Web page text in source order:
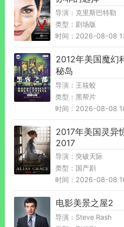
导演：克里斯巴特勒
类型：剧场版
时间：2026-08-08
2012年美国魔幻
秘岛
导演：王筱蛟
类型：黑帮片
时间：2026-08-08
2017年美国灵异
2017
导演：突破天际
类型：国产剧
时间：2026-08-08
电影美景之屋2
导演：Steve Rash